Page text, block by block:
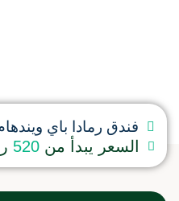
فندق رمادا باي
السعر يبدأ من 520